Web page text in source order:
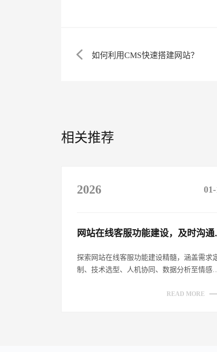
如何利用CMS快速搭建网站？
相关推荐
2026
网站
探索网站在线客服功能建设精髓，涵盖需求
制、技术选型、人机协同、数据分析至情感
READ MORE